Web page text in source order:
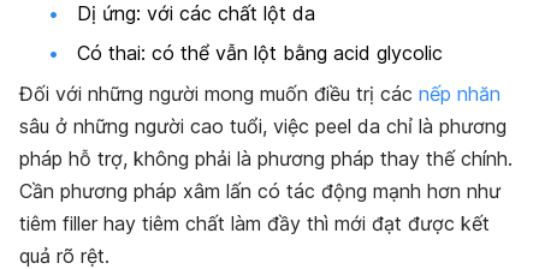
Dị ứng: với các chất lột da
Có thai: có thể vẫn lột bằng acid glycolic
Đối với những người mong muốn điều trị các nếp nhăn
sâu ở những người cao tuổi, việc peel da chỉ là phương
pháp hỗ trợ, không phải là phương pháp thay thế chính.
Cần phương pháp xâm lấn có tác động mạnh hơn như
tiêm filler hay tiêm chất làm đầy thì mới đạt được kết
quả rõ rệt.